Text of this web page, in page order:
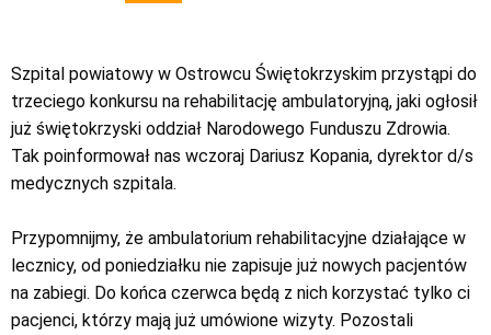
Szpital powiatowy w Ostrowcu Świętokrzyskim przystąpi do
trzeciego konkursu na rehabilitację ambulatoryjną, jaki ogłosił
już świętokrzyski oddział Narodowego Funduszu Zdrowia.
Tak poinformował nas wczoraj Dariusz Kopania, dyrektor d/s
medycznych szpitala.
Przypomnijmy, że ambulatorium rehabilitacyjne działające w
lecznicy, od poniedziałku nie zapisuje już nowych pacjentów
na zabiegi. Do końca czerwca będą z nich korzystać tylko ci
pacjenci, którzy mają już umówione wizyty. Pozostali